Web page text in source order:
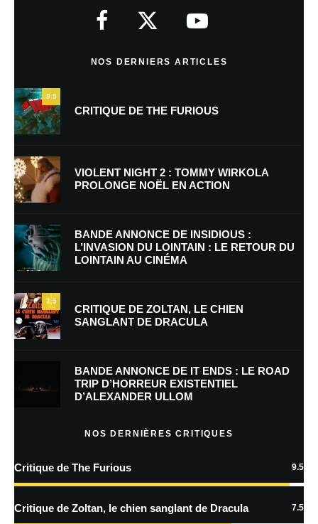
Nom*
E-mail* Site web
Enregistrer mon nom, mon e-mail et mon site dans le navigateur pour
mon prochain commentaire.
Prévenez-moi de tous les nouveaux commentaires par e-mail.
En savoir
traitées
NOS DERNIERS ARTICLES
9.5
CRITIQUE DE THE FURIOUS
VIOLENT NIGHT 2 : TOMMY WIRKOLA
PROLONGE NOËL EN ACTION
BANDE ANNONCE DE INSIDIOUS :
L’INVASION DU LOINTAIN : LE RETOUR DU
LOINTAIN AU CINÉMA
7.5
CRITIQUE DE ZOLTAN, LE CHIEN
SANGLANT DE DRACULA
BANDE ANNONCE DE IT ENDS : LE ROAD
TRIP D’HORREUR EXISTENTIEL
D’ALEXANDER ULLOM
NOS DERNIÈRES CRITIQUES
Critique de The Furious 9.5
Critique de Zoltan, le chien sanglant de Dracula 7.5